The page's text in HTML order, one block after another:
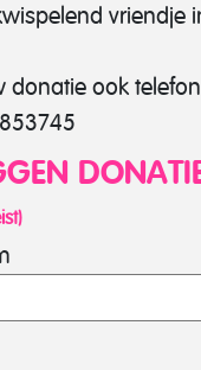
vriendje
donatie ook